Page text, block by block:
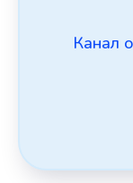
Канал